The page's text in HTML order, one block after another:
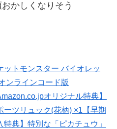
かしくなりそう
ットモンスター バイオレッ
ンラインコード版
オリジナル特典】
ーツリュック(花柄) ×1【早期
特典】特別な「ピカチュウ」